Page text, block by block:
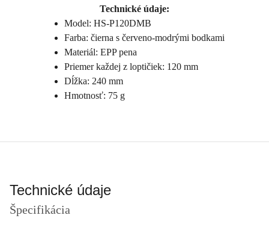
Technické údaje:
Model: HS-P120DMB
Farba: čierna s červeno-modrými bodkami
Materiál: EPP pena
Priemer každej z loptičiek: 120 mm
Dĺžka: 240 mm
Hmotnosť: 75 g
Technické údaje
Špecifikácia